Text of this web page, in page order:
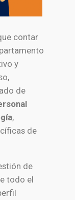
contar
y
de
,
de
de
todo el